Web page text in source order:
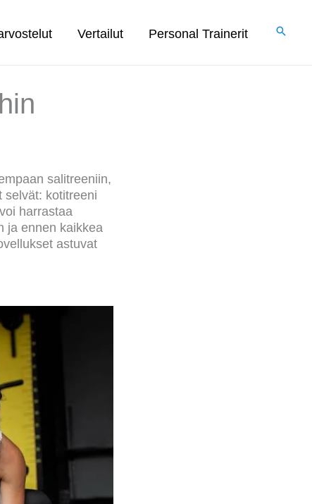
Vertailut Personal Trainerit
salitreeniin,
selvät: kotitreeni
harrastaa
ja ennen kaikkea
astuvat